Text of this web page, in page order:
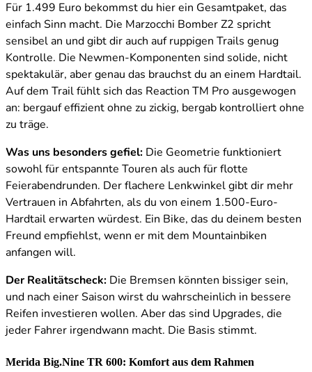
Für 1.499 Euro bekommst du hier ein Gesamtpaket, das
einfach Sinn macht. Die Marzocchi Bomber Z2 spricht
sensibel an und gibt dir auch auf ruppigen Trails genug
Kontrolle. Die Newmen-Komponenten sind solide, nicht
spektakulär, aber genau das brauchst du an einem Hardtail.
Auf dem Trail fühlt sich das Reaction TM Pro ausgewogen
an: bergauf effizient ohne zu zickig, bergab kontrolliert ohne
zu träge.
Was uns besonders gefiel: Die Geometrie funktioniert
sowohl für entspannte Touren als auch für flotte
Feierabendrunden. Der flachere Lenkwinkel gibt dir mehr
Vertrauen in Abfahrten, als du von einem 1.500-Euro-
Hardtail erwarten würdest. Ein Bike, das du deinem besten
Freund empfiehlst, wenn er mit dem Mountainbiken
anfangen will.
Der Realitätscheck: Die Bremsen könnten bissiger sein,
und nach einer Saison wirst du wahrscheinlich in bessere
Reifen investieren wollen. Aber das sind Upgrades, die
jeder Fahrer irgendwann macht. Die Basis stimmt.
Merida Big.Nine TR 600: Komfort aus dem Rahmen